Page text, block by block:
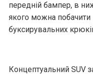
передній бампер, в
якого можна побачити
буксирувальних
Концептуальний SUV